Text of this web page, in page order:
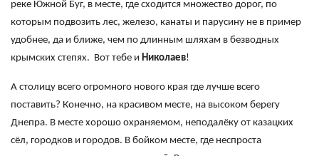
реке Южной Буг, в месте, где сходится множество дорог, по
которым подвозить лес, железо, канаты и парусину не в пример
удобнее, да и ближе, чем по длинным шляхам в безводных
крымских степях. Вот тебе и Николаев!
А столицу всего огромного нового края где лучше всего
поставить? Конечно, на красивом месте, на высоком берегу
Днепра. В месте хорошо охраняемом, неподалёку от казацких
сёл, городков и городов. В бойком месте, где неспроста